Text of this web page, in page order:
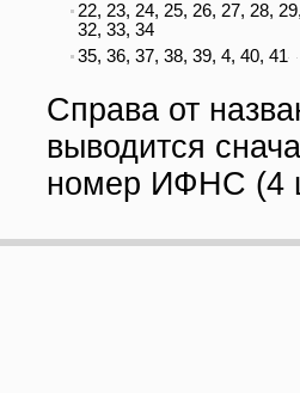
22, 23, 24, 25, 26, 27, 28,
32, 33, 34
35, 36, 37, 38, 39, 4, 40, 41
Справа от
выводится
номер ИФНС (4